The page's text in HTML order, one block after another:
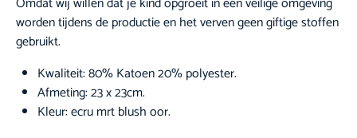
worden tijdens de productie en het verven geen giftige stoffen
gebruikt.
Kwaliteit: 80% Katoen 20% polyester.
Afmeting: 23 x 23cm.
Kleur: ecru mrt blush oor.